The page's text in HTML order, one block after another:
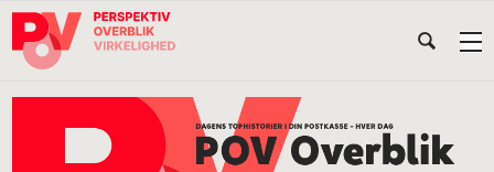
Gå
direkte
Skip
indhold
Gå
direkte